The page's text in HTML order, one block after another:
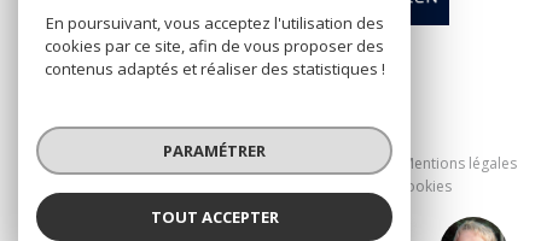
© 2026 | Tous droits réservés
Nos honoraires
Nos partenaires
Mentions légales
Cookies
En poursuivant, vous acceptez l'utilisation des
cookies par ce site, afin de vous proposer des
contenus adaptés et réaliser des statistiques !
PARAMÉTRER
TOUT ACCEPTER